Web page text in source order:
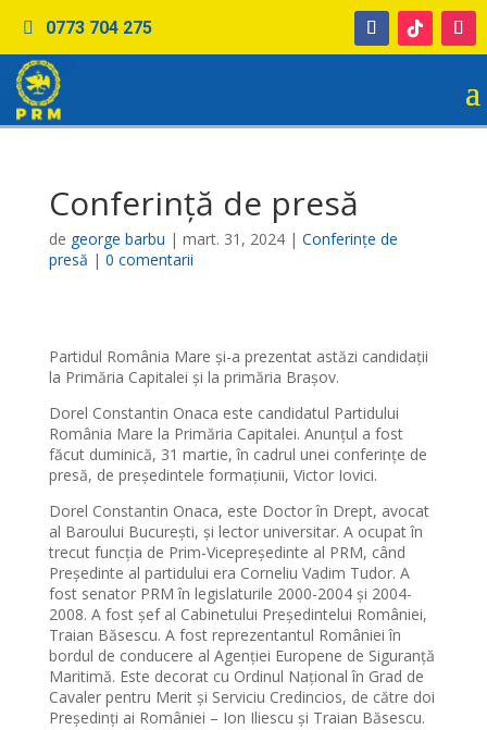
0773 704 275
Conferinţă de presă
de george barbu | mart. 31, 2024| Conferinţe de
presă | 0 comentarii
Partidul România Mare și-a prezentat astăzi candidații
la Primăria Capitalei și la primăria Brașov.
Dorel Constantin Onaca este candidatul Partidului
România Mare la Primăria Capitalei. Anunțul a fost
făcut duminică, 31 martie, în cadrul unei conferințe de
presă, de președintele formațiunii, Victor Iovici.
Dorel Constantin Onaca, este Doctor în Drept, avocat
al Baroului București, și lector universitar. A ocupat în
trecut funcția de Prim-Vicepreședinte al PRM, când
Președinte al partidului era Corneliu Vadim Tudor. A
fost senator PRM în legislaturile 2000-2004 și 2004-
2008. A fost șef al Cabinetului Președintelui României,
Traian Băsescu. A fost reprezentantul României în
bordul de conducere al Agenției Europene de Siguranță
Maritimă. Este decorat cu Ordinul Naţional în Grad de
Cavaler pentru Merit şi Serviciu Credincios, de către doi
Preşedinţi ai României – Ion Iliescu şi Traian Băsescu.